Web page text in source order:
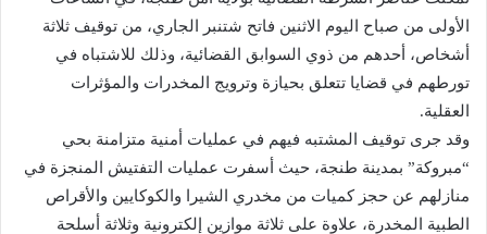
الأولى من صباح اليوم الاثنين فاتح شتنبر الجاري، من توقيف ثلاثة
أشخاص، أحدهم من ذوي السوابق القضائية، وذلك للاشتباه في
تورطهم في قضايا تتعلق بحيازة وترويج المخدرات والمؤثرات
العقلية.
وقد جرى توقيف المشتبه فيهم في عمليات أمنية متزامنة بحي
“مبروكة” بمدينة طنجة، حيث أسفرت عمليات التفتيش المنجزة في
منازلهم عن حجز كميات من مخدري الشيرا والكوكايين والأقراص
الطبية المخدرة، علاوة على ثلاثة موازين إلكترونية وثلاثة أسلحة